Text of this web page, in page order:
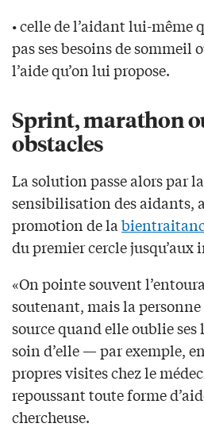
• celle de l’aidant lui-même
pas ses besoins de sommeil
l’aide qu’on lui propose.
Sprint, marathon
obstacles
La solution passe alors par
sensibilisation des aidants,
promotion de la
du premier cercle
«On pointe souvent
soutenant, mais la personne
source quand elle oublie
soin d’elle — par exemple,
propres visites chez le
repoussant toute forme
chercheuse.